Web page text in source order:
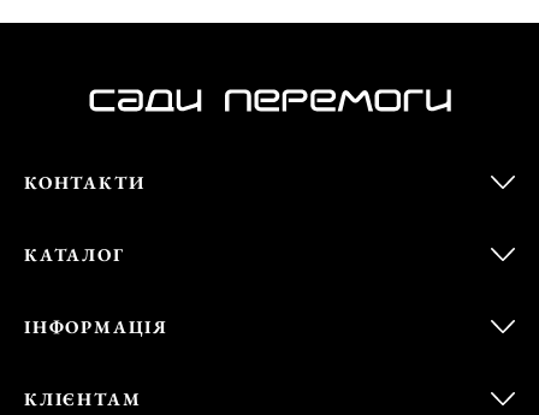
КОНТАКТИ
КАТАЛОГ
ІНФОРМАЦІЯ
КЛІЄНТАМ